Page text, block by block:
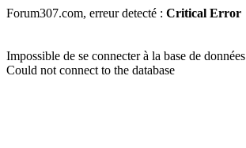
Forum307.com, erreur detecté : Critical Error
Impossible de se connecter à la base de données
Could not connect to the database